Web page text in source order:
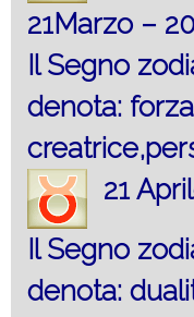
21Marzo –
Il Segno
denota: forza
21
Il Segno
denota: